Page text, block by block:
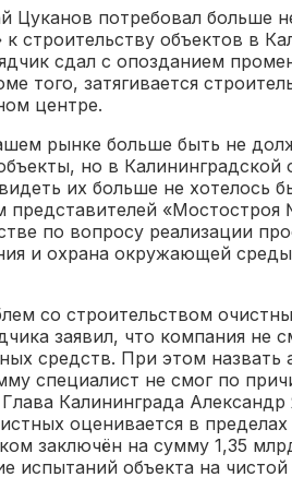
Цуканов потребовал больше
строительству объектов в
сдал с опозданием
того, затягивается
центре.
рынке больше быть не
но в Калининградской
их больше не хотелось
представителей
по вопросу реализации
и охрана окружающей
со строительством
заявил, что компания не
средств. При этом назвать
специалист не смог по
Калининграда
оценивается в
заключён на сумму 1,35
испытаний объекта на